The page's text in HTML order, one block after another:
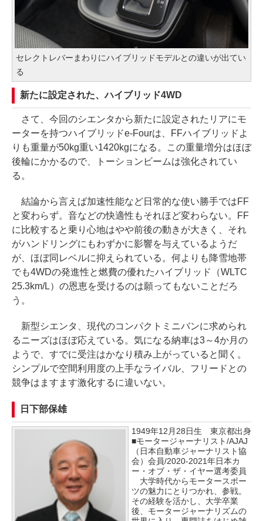
セレクトレバーまわりにハイブリッドモデルとの違いが出てい
る
新たに設定された、ハイブリッド4WD
さて、今回のシエンタから新たに設定されたリアにモ
ーターを持つハイブリッドe-Fourは、FFハイブリッドよ
りも重量が50kg重い1420kgになる。この重量増分はほぼ
後輪にかかるので、トーションビームは強化されてい
る。
結論から言えば加速性能など日常的な使い勝手ではFF
と変わらず。音などの快適性もそれほど変わらない。FF
に比較すると乗り心地はやや前後の動きが大きく、それ
がハンドリングにもわずかに影響を与えているようだ
が、ほぼ同レベルに抑えられている。何よりも降雪地帯
でも4WDの発進性と燃費の優れたハイブリッド（WLTC
25.3km/L）の恩恵を受けるのは願ってもないことだろ
う。
新型シエンタ、現代のコンパクトミニバンに求められ
るニーズはほぼ応えている。気になる納車は3～4か月の
ようで、すでに受注はかなり積み上がっていると聞く。
シンプルで空間利用度の上手なライバル、フリードとの
競争はますます激化するに違いない。
日下部保雄
1949年12月28日生 東京都出身
■モータージャーナリスト/AJAJ
（日本自動車ジャーナリスト協
会）会員/2020-2021年日本カ
ー・オブ・ザ・イヤー選考委員
大学時代からモータースポー
ツの魅力にとりつかれ、参戦。
その経験を活かし、大学卒業
後、モータージャーナリズムの